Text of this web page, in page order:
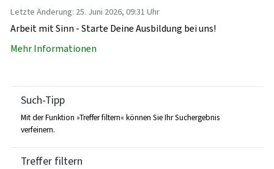
Letzte Änderung: 25. Juni 2026, 09:31 Uhr
Arbeit mit Sinn - Starte Deine Ausbildung bei uns!
Mehr Informationen
Such-Tipp
Mit der Funktion »Treffer filtern« können Sie Ihr Suchergebnis
verfeinern.
Treffer filtern